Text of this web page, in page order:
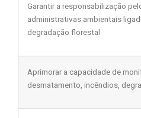
Garantir a responsabilização
administrativas ambientais
degradação florestal
Aprimorar a capacidade de
desmatamento, incêndios,